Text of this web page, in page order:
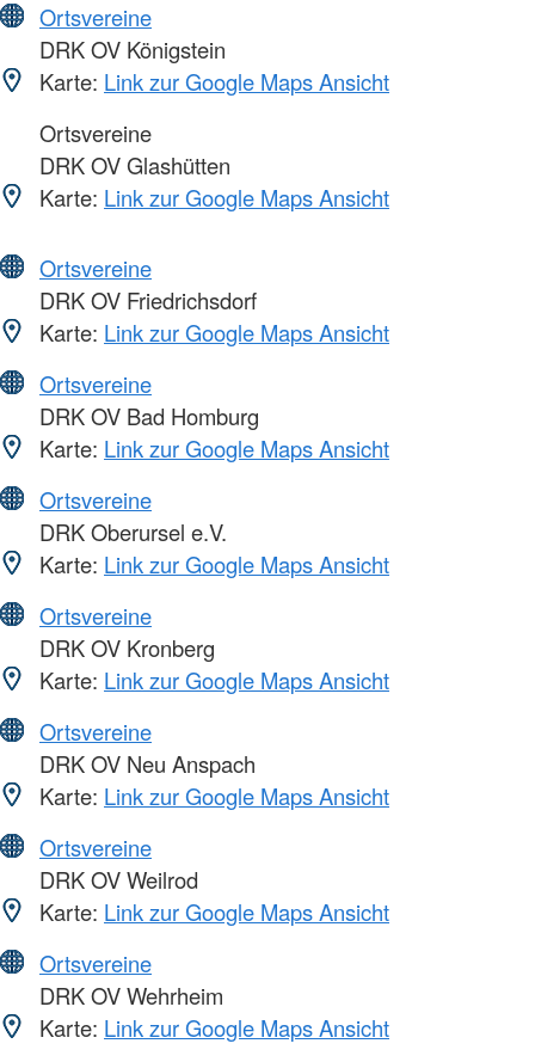
Ortsvereine
DRK OV Königstein
Karte: Link zur Google Maps Ansicht
Ortsvereine
DRK OV Glashütten
Karte: Link zur Google Maps Ansicht
Ortsvereine
DRK OV Friedrichsdorf
Karte: Link zur Google Maps Ansicht
Ortsvereine
DRK OV Bad Homburg
Karte: Link zur Google Maps Ansicht
Ortsvereine
DRK Oberursel e.V.
Karte: Link zur Google Maps Ansicht
Ortsvereine
DRK OV Kronberg
Karte: Link zur Google Maps Ansicht
Ortsvereine
DRK OV Neu Anspach
Karte: Link zur Google Maps Ansicht
Ortsvereine
DRK OV Weilrod
Karte: Link zur Google Maps Ansicht
Ortsvereine
DRK OV Wehrheim
Karte: Link zur Google Maps Ansicht